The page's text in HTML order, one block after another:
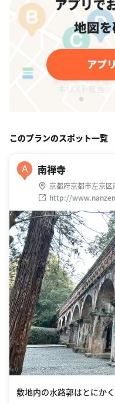
このプランのスポット一覧
A 南禅寺
京都府京都市左京
http://
敷地内の水路郭はとにか